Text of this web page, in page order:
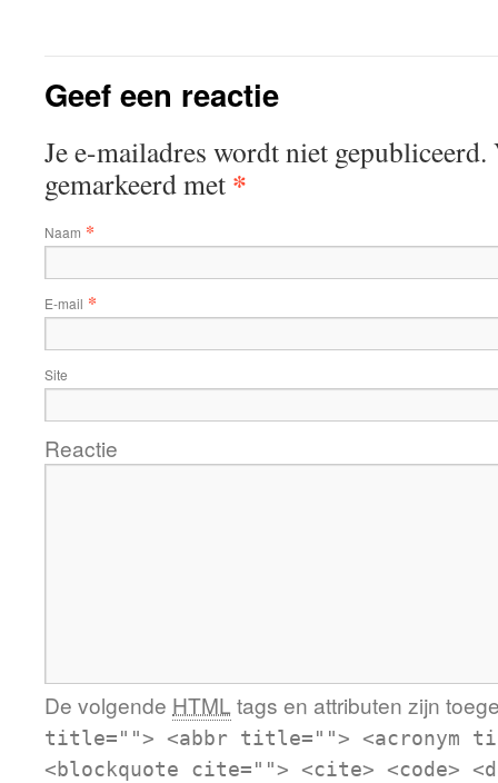
Geef een reactie
Je e-mailadres wordt niet
gemarkeerd met *
Naam *
E-mail *
Site
Reactie
De volgende HTML tags en attributen zijn
title=""> <abbr title=""> <acronym
<blockquote cite=""> <cite> <code>